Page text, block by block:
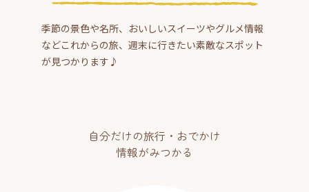
季節の景色や名所、おいしいスイーツやグルメ情報
などこれからの旅、週末に行きたい素敵なスポット
が見つかります♪
自分だけの旅行・おでかけ
情報がみつかる